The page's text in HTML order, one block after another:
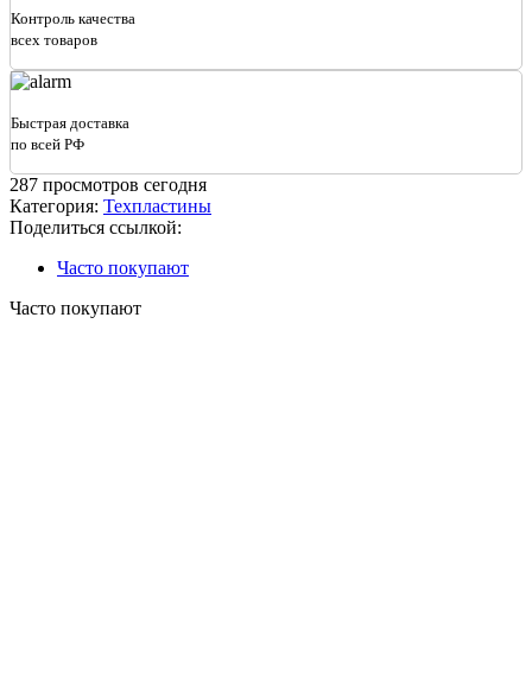
1000х250х40
(однорядная
20
по
7,5
Контроль качества
всех товаров
Быстрая доставка
по всей РФ
287 просмотров сегодня
Категория: Техпластины
Поделиться ссылкой:
Часто покупают
Часто покупают